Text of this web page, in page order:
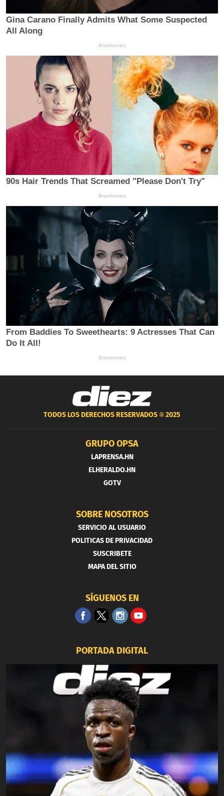
TODOS LOS DERECHOS RESERVADOS ®2025
GRUPO OPSA
LAPRENSA.HN
ELHERALDO.HN
GOTV
SOBRE NOSOTROS
SERVICIO AL USUARIO
POLITICAS DE PRIVACIDAD
SUSCRIBETE
MAPA DEL SITIO
SÍGUENOS EN
PORTADA DIGITAL